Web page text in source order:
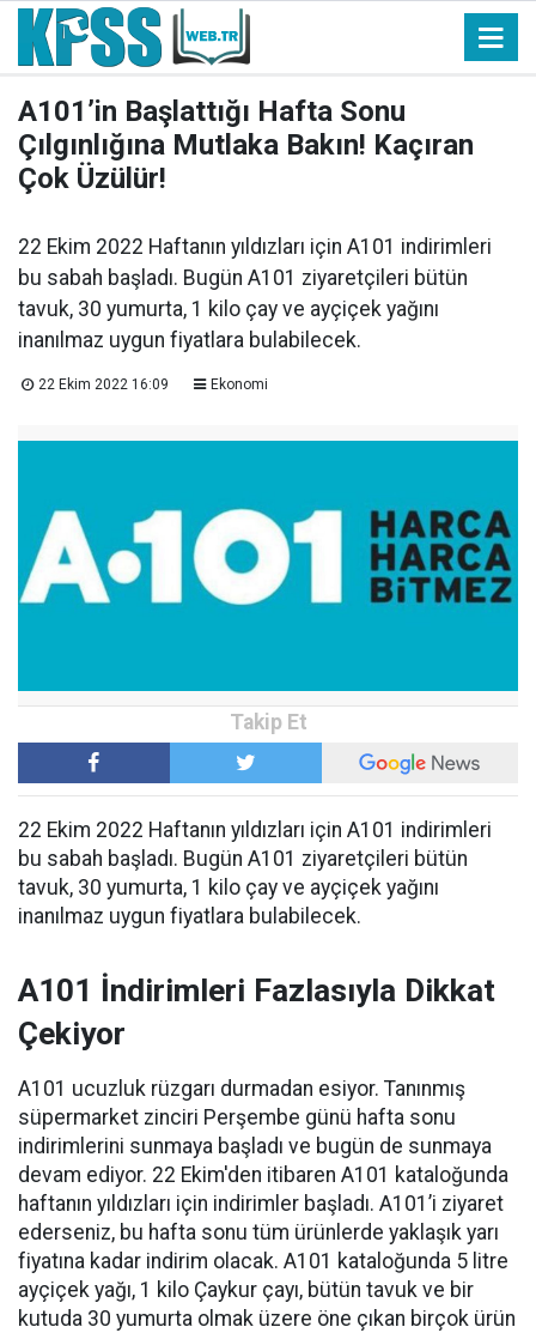
A101’in Başlattığı Hafta Sonu
Çılgınlığına Mutlaka Bakın! Kaçıran
Çok Üzülür!
22 Ekim 2022 Haftanın yıldızları için A101 indirimleri
bu sabah başladı. Bugün A101 ziyaretçileri bütün
tavuk, 30 yumurta, 1 kilo çay ve ayçiçek yağını
inanılmaz uygun fiyatlara bulabilecek.
22 Ekim 2022 16:09 Ekonomi
22 Ekim 2022 Haftanın yıldızları için A101 indirimleri
bu sabah başladı. Bugün A101 ziyaretçileri bütün
tavuk, 30 yumurta, 1 kilo çay ve ayçiçek yağını
inanılmaz uygun fiyatlara bulabilecek.
A101 İndirimleri Fazlasıyla Dikkat
Çekiyor
A101 ucuzluk rüzgarı durmadan esiyor. Tanınmış
süpermarket zinciri Perşembe günü hafta sonu
indirimlerini sunmaya başladı ve bugün de sunmaya
devam ediyor. 22 Ekim'den itibaren A101 kataloğunda
haftanın yıldızları için indirimler başladı. A101’i ziyaret
ederseniz, bu hafta sonu tüm ürünlerde yaklaşık yarı
fiyatına kadar indirim olacak. A101 kataloğunda 5 litre
ayçiçek yağı, 1 kilo Çaykur çayı, bütün tavuk ve bir
kutuda 30 yumurta olmak üzere öne çıkan birçok ürün